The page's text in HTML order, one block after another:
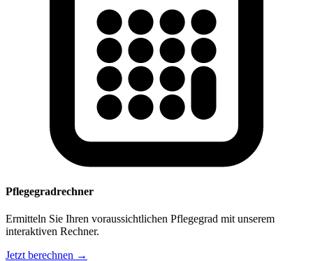
Pflegegradrechner
Ermitteln Sie Ihren voraussichtlichen Pflegegrad mit unserem
interaktiven Rechner.
Jetzt berechnen →